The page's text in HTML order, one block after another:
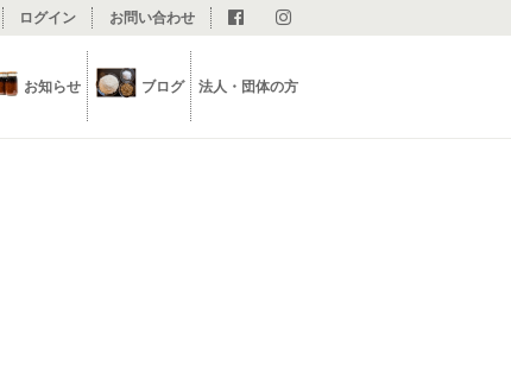
ログイン お問い合わせ
お知らせ ブログ 法人・団体の方